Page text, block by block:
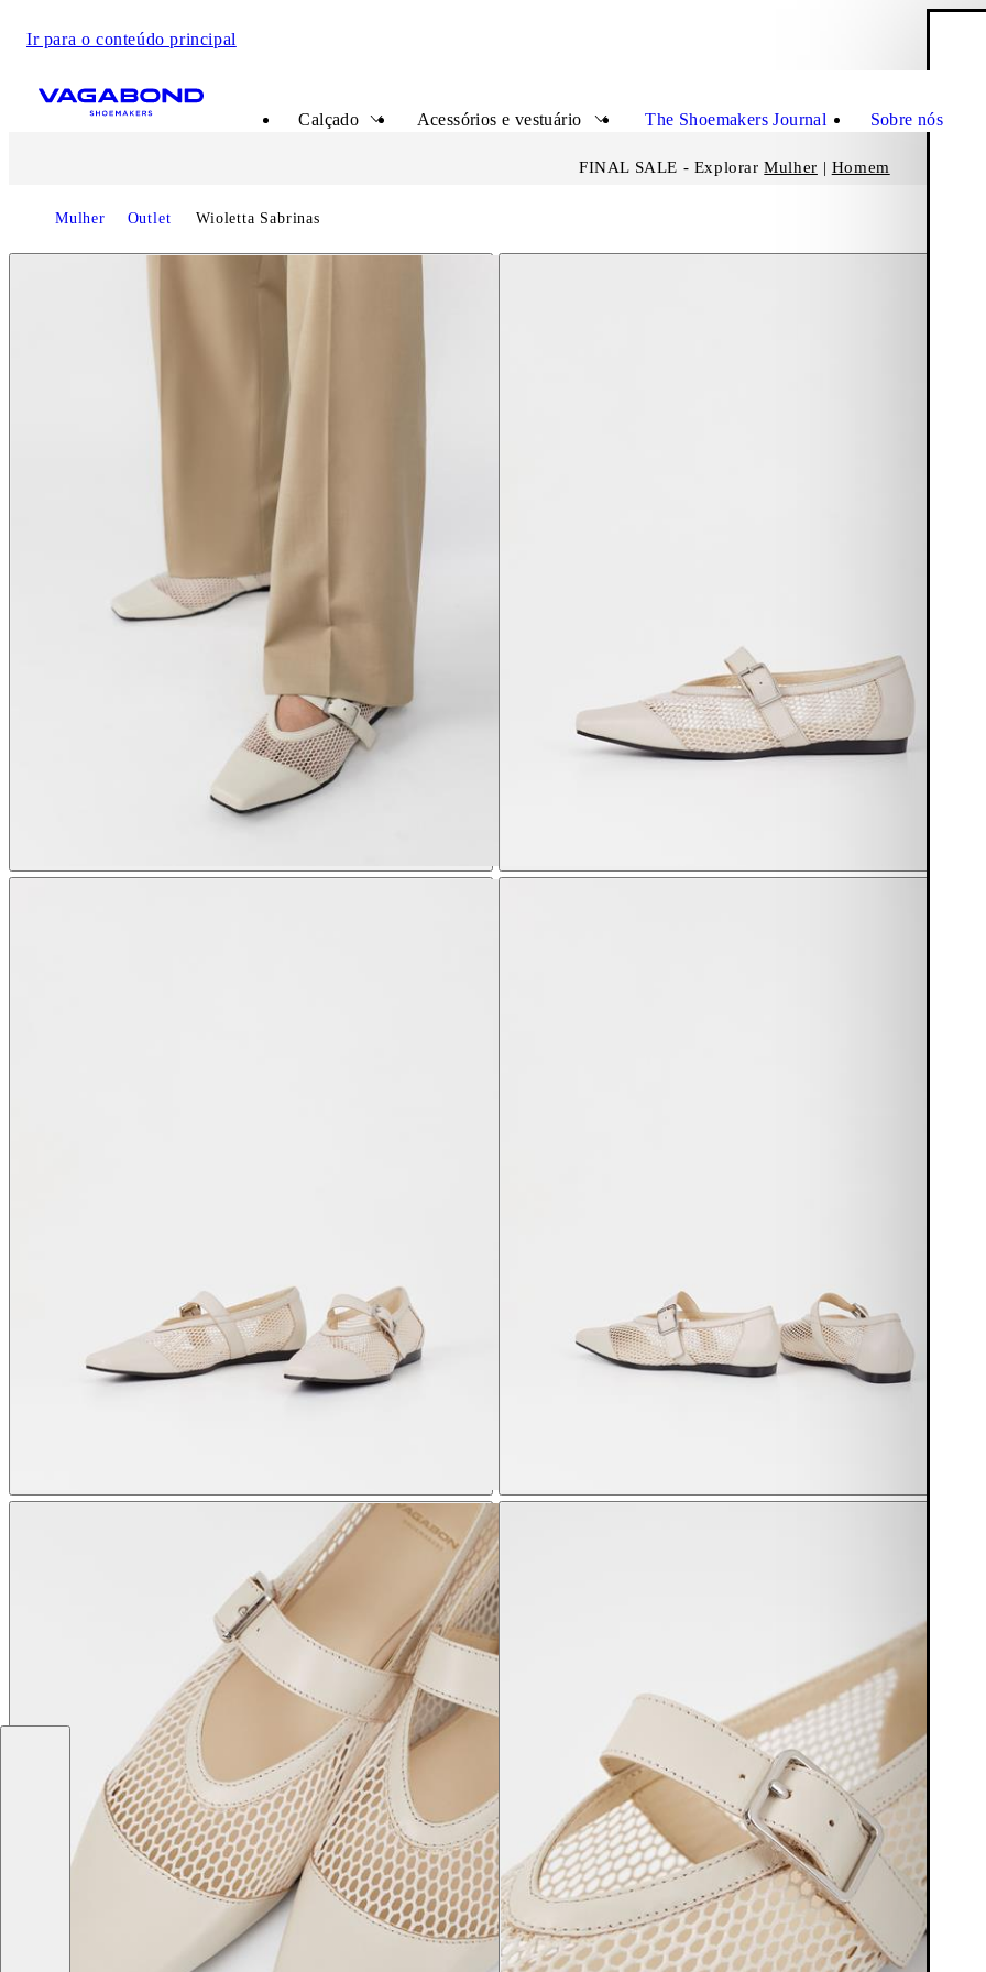
Ir para o conteúdo principal
Calçado
Acessórios e vestuário The Shoemakers Journal Sobre nós
FINAL SALE - Explorar Mulher | Homem
Start page
Mulher Outlet Wioletta Sabrinas